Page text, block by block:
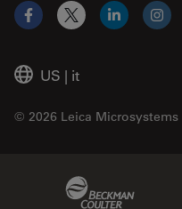
US | it
© 2026 Leica Microsystems
Facebook
X LinkedIn